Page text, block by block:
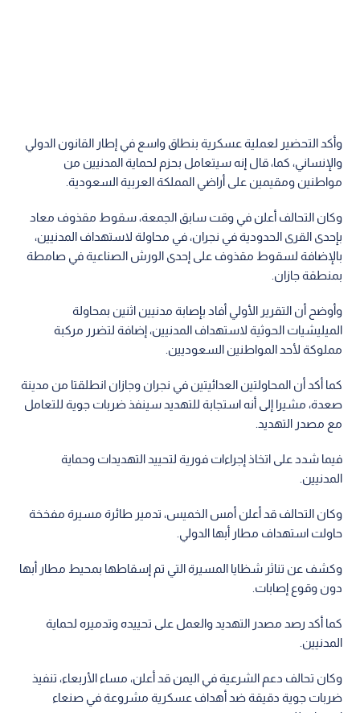
وأكد التحضير لعملية عسكرية بنطاق واسع في إطار القانون الدولي
والإنساني، كما، قال إنه سيتعامل بحزم لحماية المدنيين من
مواطنين ومقيمين على أراضي المملكة العربية السعودية.
وكان التحالف أعلن في وقت سابق الجمعة، سقوط مقذوف معاد
بإحدى القرى الحدودية في نجران، في محاولة لاستهداف المدنيين،
بالإضافة لسقوط مقذوف على إحدى الورش الصناعية في صامطة
بمنطقة جازان.
وأوضح أن التقرير الأولي أفاد بإصابة مدنيين اثنين بمحاولة
الميليشيات الحوثية لاستهداف المدنيين، إضافة لتضرر مركبة
مملوكة لأحد المواطنين السعوديين.
كما أكد أن المحاولتين العدائيتين في نجران وجازان انطلقتا من مدينة
صعدة، مشيرا إلى أنه استجابة للتهديد سينفذ ضربات جوية للتعامل
مع مصدر التهديد.
فيما شدد على اتخاذ إجراءات فورية لتحييد التهديدات وحماية
المدنيين.
وكان التحالف قد أعلن أمس الخميس، تدمير طائرة مسيرة مفخخة
حاولت استهداف مطار أبها الدولي.
وكشف عن تناثر شظايا المسيرة التي تم إسقاطها بمحيط مطار أبها
دون وقوع إصابات.
كما أكد رصد مصدر التهديد والعمل على تحييده وتدميره لحماية
المدنيين.
وكان تحالف دعم الشرعية في اليمن قد أعلن، مساء الأربعاء، تنفيذ
ضربات جوية دقيقة ضد أهداف عسكرية مشروعة في صنعاء